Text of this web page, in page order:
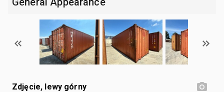
Zdjęcie, lewy górny